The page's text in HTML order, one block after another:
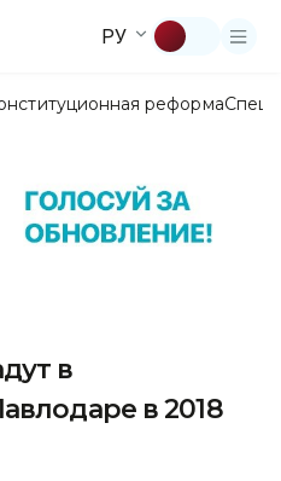
РУ
реформа
в
в 2018